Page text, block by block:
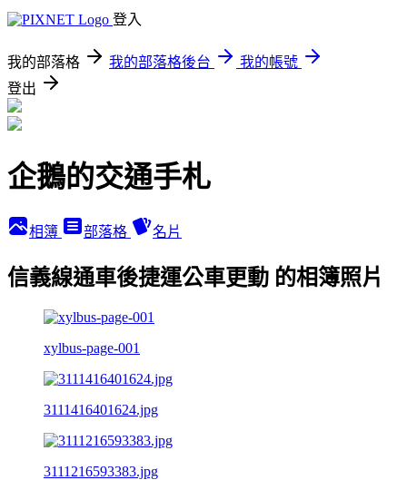
登入
我的部落格 我的部落格後台
我的帳號
登出
企鵝的交通手札
相簿 部落格 名片
信義線通車後捷運公車更動 的相簿照片
xylbus-page-001
3111416401624.jpg
3111216593383.jpg